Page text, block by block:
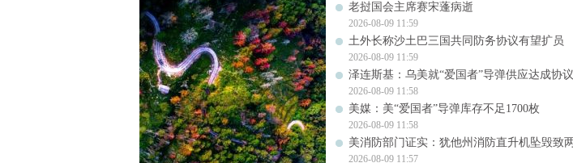
老挝国会主席赛宋蓬病逝
2026-08-09 11:59
土外长称沙土巴三国共同防务协议有望扩员
2026-08-09 11:59
泽连斯基：乌美就“爱国者”导弹供应达成协议
2026-08-09 11:58
美媒：美“爱国者”导弹库存不足1700枚
2026-08-09 11:58
美消防部门证实：犹他州消防直升机坠毁致
2026-08-09 11:57